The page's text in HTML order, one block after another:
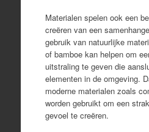
Materialen spelen ook een
creëren van een
gebruik van natuurlijke
of bamboe kan helpen om
uitstraling te geven die
elementen in de omgeving.
moderne materialen zoals
worden gebruikt om een
gevoel te creëren.